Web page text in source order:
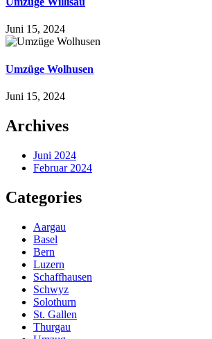
Juni 15, 2024
Umzüge Wolhusen
Juni 15, 2024
Archives
Juni 2024
Februar 2024
Categories
Aargau
Basel
Bern
Luzern
Schaffhausen
Schwyz
Solothurn
St. Gallen
Thurgau